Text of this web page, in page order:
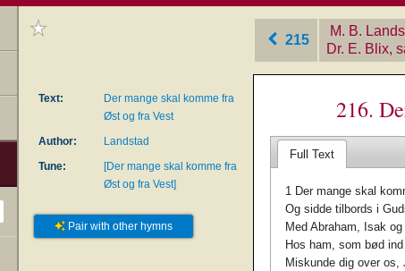
215
M. B.
Dr. E. Blix,
Text:
Der mange skal komme fra
Øst og fra Vest
Author:
Landstad
Tune:
[Der mange skal komme fra
Øst og fra Vest]
Pair with other hymns
216.
Full Text
1 Der mange skal
Og sidde tilbords i
Med Abraham, Isak
Hos ham, som bød
Miskunde dig over os,